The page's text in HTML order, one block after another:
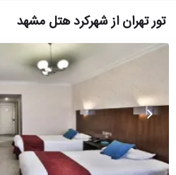
تور تهران از شهرکرد هتل مشهد